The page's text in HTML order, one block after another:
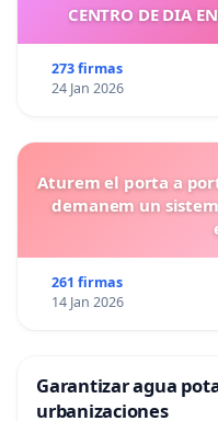
CENTRO DE DIA
273 firmas
24 Jan 2026
Aturem el porta a
demanem un
261 firmas
14 Jan 2026
Garantizar agua
urbanizaciones